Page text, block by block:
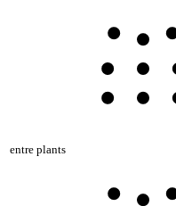
entre plants